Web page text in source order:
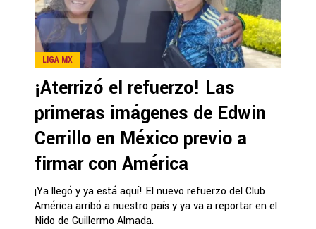
LIGA MX
¡Aterrizó el refuerzo! Las
primeras imágenes de Edwin
Cerrillo en México previo a
firmar con América
¡Ya llegó y ya está aquí! El nuevo refuerzo del Club
América arribó a nuestro país y ya va a reportar en el
Nido de Guillermo Almada.